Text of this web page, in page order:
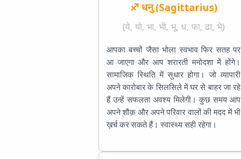
♐ धनु (Sagittarius)
(ये, यो, भा, भी, भू, ध, फा, ढा, भे)
आपका बच्चों जैसा भोला स्वभाव फिर सतह पर
आ जाएगा और आप शरारती मनोदशा में होंगे।
सामाजिक स्थिति में सुधार होगा। जो व्यापारी
अपने कारोबार के सिलसिले में घर से बाहर जा रहे
हैं उन्हें सफलता अवश्य मिलेगी। कुछ समय आप
अपने शौक़ और अपने परिवार वालों की मदद में भी
ख़र्च कर सकते हैं। स्वास्थ्य सही रहेगा।